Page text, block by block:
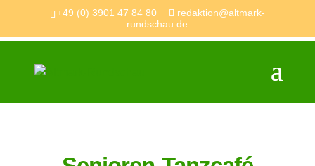
+49 (0) 3901 47 84 80
redaktion@altmark-
rundschau.de